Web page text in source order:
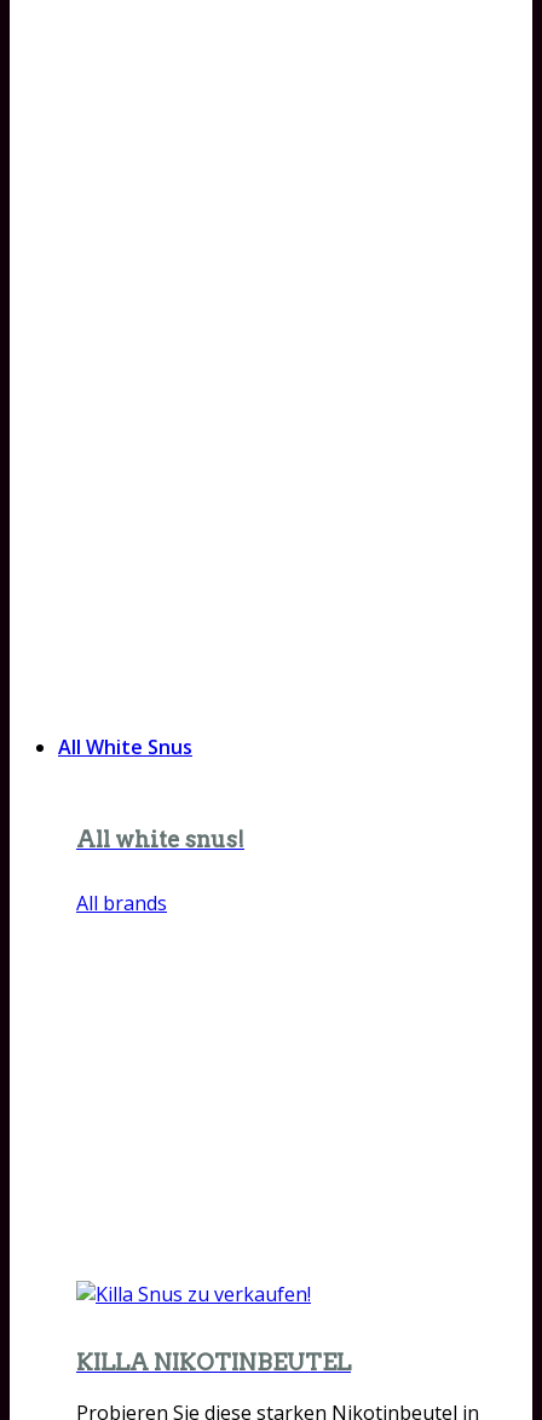
All White Snus
All white snus!
All brands
KILLA NIKOTINBEUTEL
Probieren Sie diese starken Nikotinbeutel in